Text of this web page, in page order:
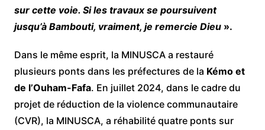
sur cette voie. Si les travaux se poursuivent
jusqu’à Bambouti, vraiment, je remercie Dieu».
Dans le même esprit, la MINUSCA a restauré
plusieurs ponts dans les préfectures de la Kémo et
de l’Ouham-Fafa. En juillet 2024, dans le cadre du
projet de réduction de la violence communautaire
(CVR), la MINUSCA, a réhabilité quatre ponts sur